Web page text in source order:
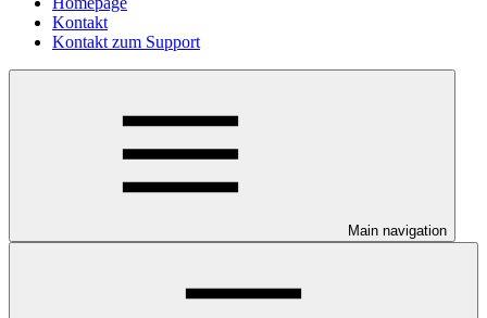
Kontakt
Kontakt zum Support
Main navigation